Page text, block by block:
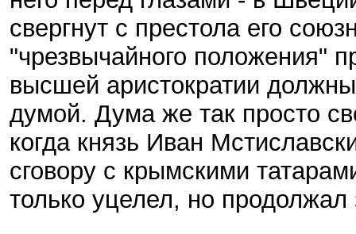
свергнут с престола его
"чрезвычайного положения"
высшей аристократии
думой. Дума же так просто
когда князь Иван
сговору с крымскими
только уцелел, но